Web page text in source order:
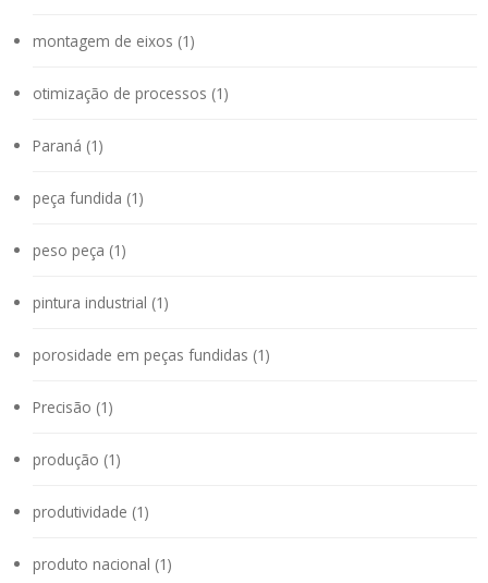
montagem de eixos (1)
otimização de processos (1)
Paraná (1)
peça fundida (1)
peso peça (1)
pintura industrial (1)
porosidade em peças fundidas (1)
Precisão (1)
produção (1)
produtividade (1)
produto nacional (1)